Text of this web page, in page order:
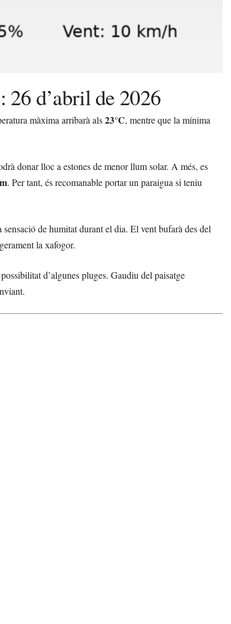
26 d’abril de 2026
màxima arribarà als23°C, mentre que la mínima
donar lloc a estones de menor llum solar. A més, es
. Per tant, és recomanable portar un paraigua si teniu
de humitat durant el dia. El vent bufarà des del
la xafogor.
d’algunes pluges. Gaudiu del paisatge